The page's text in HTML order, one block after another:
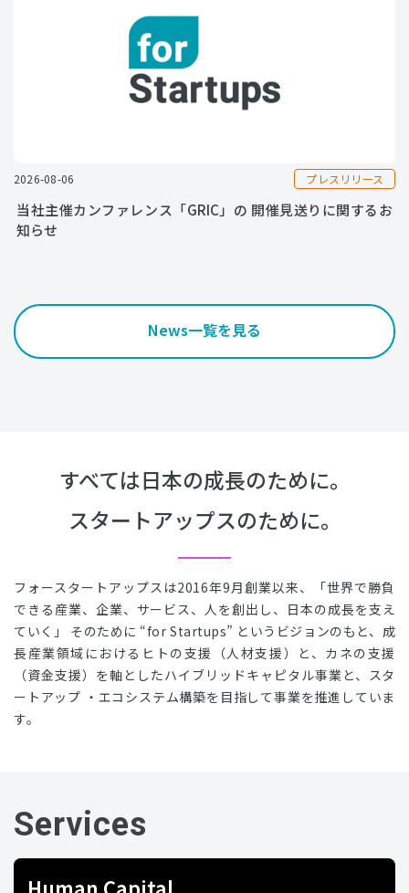
2026-08-06 プレスリリース
当社主催カンファレンス「GRIC」の 開催見送りに関するお
知らせ
News一覧を見る
すべては日本の成長のために。
スタートアップスのために。
フォースタートアップスは2016年9月創業以来、「世界で勝負
できる産業、企業、サービス、人を創出し、日本の成⻑を支え
ていく」 そのために “for Startups” というビジョンのもと、成
長産業領域におけるヒトの支援（人材支援）と、カネの支援
（資金支援）を軸としたハイブリッドキャピタル事業と、スタ
ートアップ ・エコシステム構築を目指して事業を推進していま
す。
Services
Human Capital